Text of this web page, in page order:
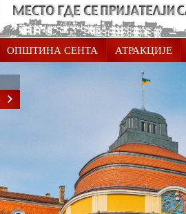
ОПШТИНА СЕНТА АТРАКЦИЈЕ